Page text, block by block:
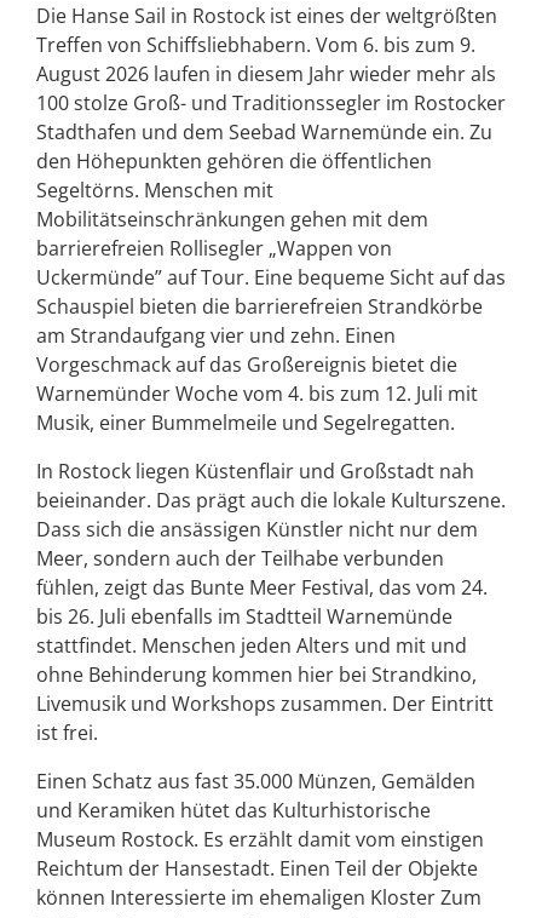
Die Hanse Sail in Rostock ist eines der weltgrößten
Treffen von Schiffsliebhabern. Vom 6. bis zum 9.
August 2026 laufen in diesem Jahr wieder mehr als
100 stolze Groß- und Traditionssegler im Rostocker
Stadthafen und dem Seebad Warnemünde ein. Zu
den Höhepunkten gehören die öffentlichen
Segeltörns. Menschen mit
Mobilitätseinschränkungen gehen mit dem
barrierefreien Rollisegler „Wappen von
Uckermünde” auf Tour. Eine bequeme Sicht auf das
Schauspiel bieten die barrierefreien Strandkörbe
am Strandaufgang vier und zehn. Einen
Vorgeschmack auf das Großereignis bietet die
Warnemünder Woche vom 4. bis zum 12. Juli mit
Musik, einer Bummelmeile und Segelregatten.
In Rostock liegen Küstenflair und Großstadt nah
beieinander. Das prägt auch die lokale Kulturszene.
Dass sich die ansässigen Künstler nicht nur dem
Meer, sondern auch der Teilhabe verbunden
fühlen, zeigt das Bunte Meer Festival, das vom 24.
bis 26. Juli ebenfalls im Stadtteil Warnemünde
stattfindet. Menschen jeden Alters und mit und
ohne Behinderung kommen hier bei Strandkino,
Livemusik und Workshops zusammen. Der Eintritt
ist frei.
Einen Schatz aus fast 35.000 Münzen, Gemälden
und Keramiken hütet das Kulturhistorische
Museum Rostock. Es erzählt damit vom einstigen
Reichtum der Hansestadt. Einen Teil der Objekte
können Interessierte im ehemaligen Kloster Zum